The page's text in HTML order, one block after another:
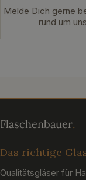
Melde Dich gerne
rund um
Das richtige
Qualitätsgläser für